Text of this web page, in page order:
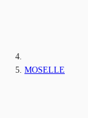
MOSELLE